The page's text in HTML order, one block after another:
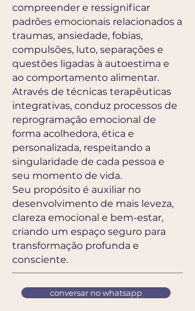
compreender e ressignificar
padrões emocionais relacionados a
traumas, ansiedade, fobias,
compulsões, luto, separações e
questões ligadas à autoestima e
ao comportamento alimentar.
Através de técnicas terapêuticas
integrativas, conduz processos de
reprogramação emocional de
forma acolhedora, ética e
personalizada, respeitando a
singularidade de cada pessoa e
seu momento de vida.
Seu propósito é auxiliar no
desenvolvimento de mais leveza,
clareza emocional e bem-estar,
criando um espaço seguro para
transformação profunda e
consciente.
conversar no whatsapp